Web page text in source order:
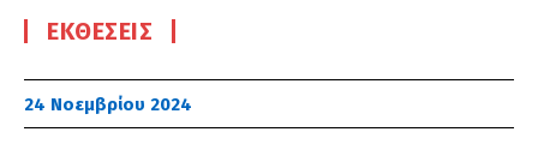
ΕΚΘΈΣΕΙΣ
24 Νοεμβρίου 2024